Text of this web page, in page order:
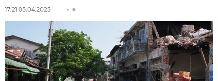
17:21 05.04.2025